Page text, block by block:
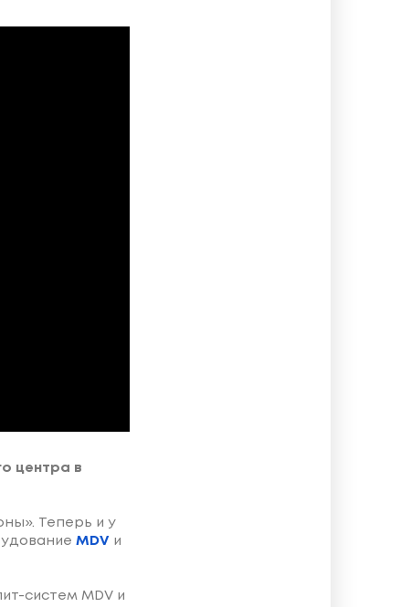
центра в
Теперь и у
MDVи
систем MDV и